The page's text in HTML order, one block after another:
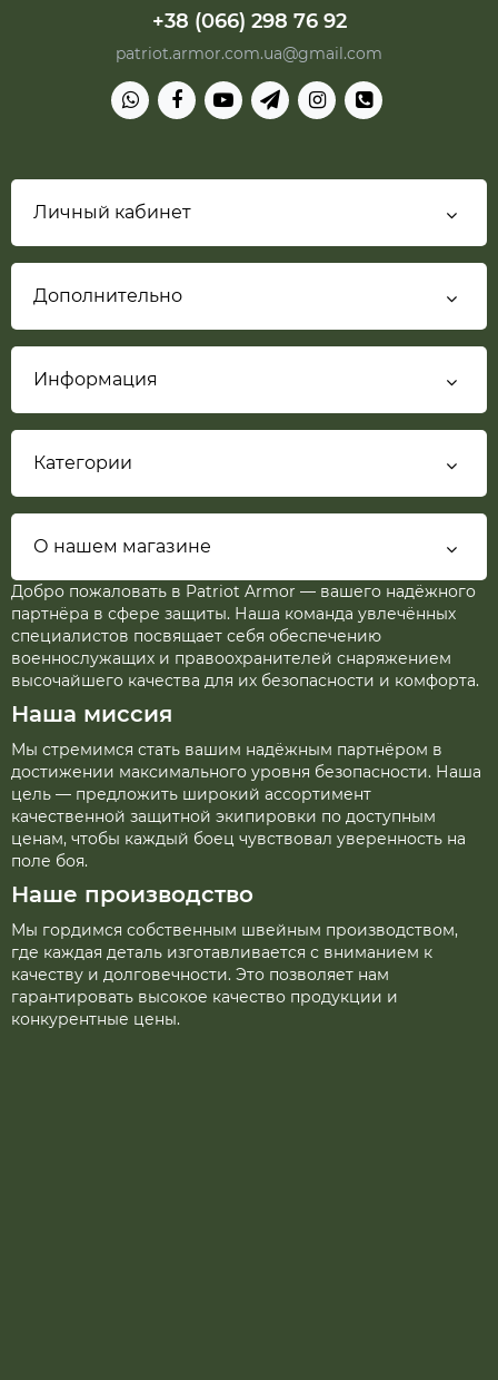
+38 (066) 298 76 92
patriot.armor.com.ua@gmail.com
Личный кабинет
Дополнительно
Информация
Категории
О нашем магазине
Добро пожаловать в Patriot Armor — вашего надёжного
партнёра в сфере защиты. Наша команда увлечённых
специалистов посвящает себя обеспечению
военнослужащих и правоохранителей снаряжением
высочайшего качества для их безопасности и комфорта.
Наша миссия
Мы стремимся стать вашим надёжным партнёром в
достижении максимального уровня безопасности. Наша
цель — предложить широкий ассортимент
качественной защитной экипировки по доступным
ценам, чтобы каждый боец чувствовал уверенность на
поле боя.
Наше производство
Мы гордимся собственным швейным производством,
где каждая деталь изготавливается с вниманием к
качеству и долговечности. Это позволяет нам
гарантировать высокое качество продукции и
конкурентные цены.